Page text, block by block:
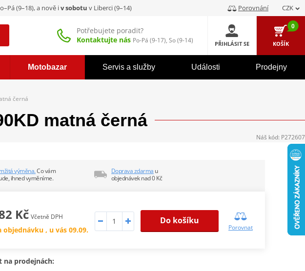
(9–18), a nově iv sobotu v Liberci (9–14) Porovnání CZK
Potřebujete poradit?
Kontaktujte nás Po-Pá (9-17), So (9-14) PŘIHLÁSIT SE
0
KOŠÍK
Motobazar Servis a služby Události Prodejny
černá
matná černá
výměna.Co vám
ihned vyměníme.
Doprava zdarma u
objednávek nad 0 Kč
Kč Včetně DPH
objednávku , u vás 09.09.
Do košíku
Porovnat
na prodejnách:
Náš kód: P272607